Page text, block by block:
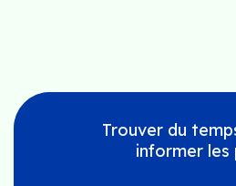
Trouver du
informer les